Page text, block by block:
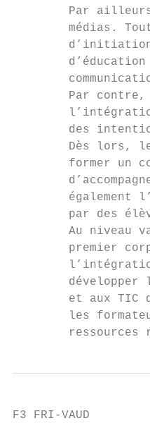
Par
médias.
Par
des
Dès lors,
former un
également
par des
Au niveau
premier
développer
et aux TIC
les
ressources
F3 FRI-VAUD